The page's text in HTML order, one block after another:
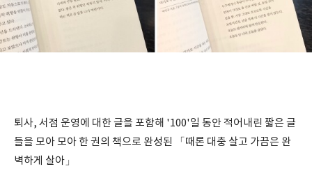
퇴사, 서점 운영에 대한 글을 포함해 '100'일 동안 적어내린 짧은 글
들을 모아 모아 한 권의 책으로 완성된 「때론 대충 살고 가끔은 완
벽하게 살아」